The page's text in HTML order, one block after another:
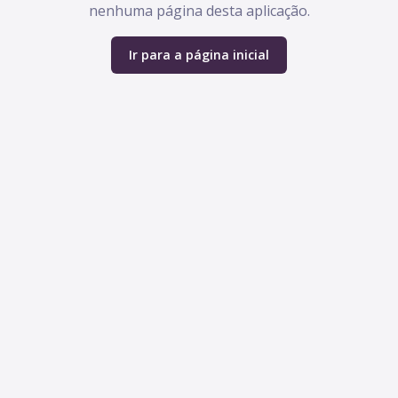
nenhuma página desta aplicação.
Ir para a página inicial